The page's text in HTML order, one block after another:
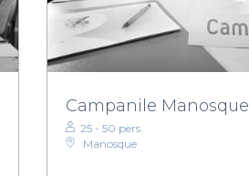
Campanile Manosque
25 - 50 pers.
Manosque